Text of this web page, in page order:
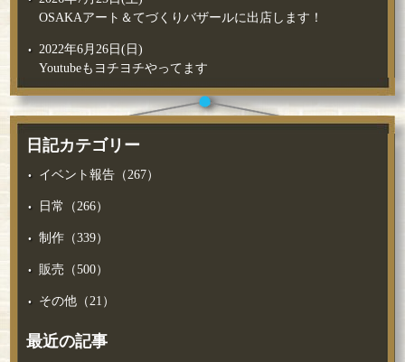
OSAKAアート＆てづくりバザールに出店します！
2022年6月26日(日)
Youtubeもヨチヨチやってます
日記カテゴリー
イベント報告（267）
日常（266）
制作（339）
販売（500）
その他（21）
最近の記事